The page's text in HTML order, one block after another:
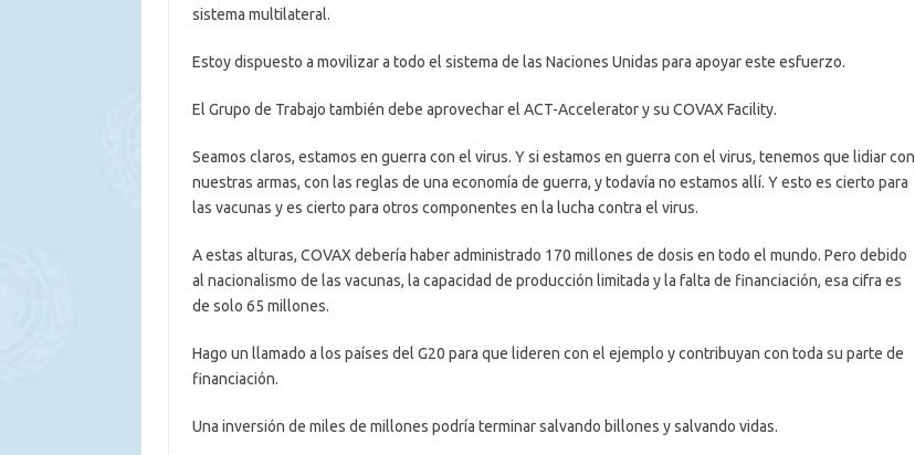
sistema multilateral.
Estoy dispuesto a movilizar a todo el sistema de las Naciones Unidas para apoyar este esfuerzo.
El Grupo de Trabajo también debe aprovechar el ACT-Accelerator y su COVAX Facility.
Seamos claros, estamos en guerra con el virus. Y si estamos en guerra con el virus, tenemos que lidiar con
nuestras armas, con las reglas de una economía de guerra, y todavía no estamos allí. Y esto es cierto para
las vacunas y es cierto para otros componentes en la lucha contra el virus.
A estas alturas, COVAX debería haber administrado 170 millones de dosis en todo el mundo. Pero debido
al nacionalismo de las vacunas, la capacidad de producción limitada y la falta de financiación, esa cifra es
de solo 65 millones.
Hago un llamado a los países del G20 para que lideren con el ejemplo y contribuyan con toda su parte de
financiación.
Una inversión de miles de millones podría terminar salvando billones y salvando vidas.